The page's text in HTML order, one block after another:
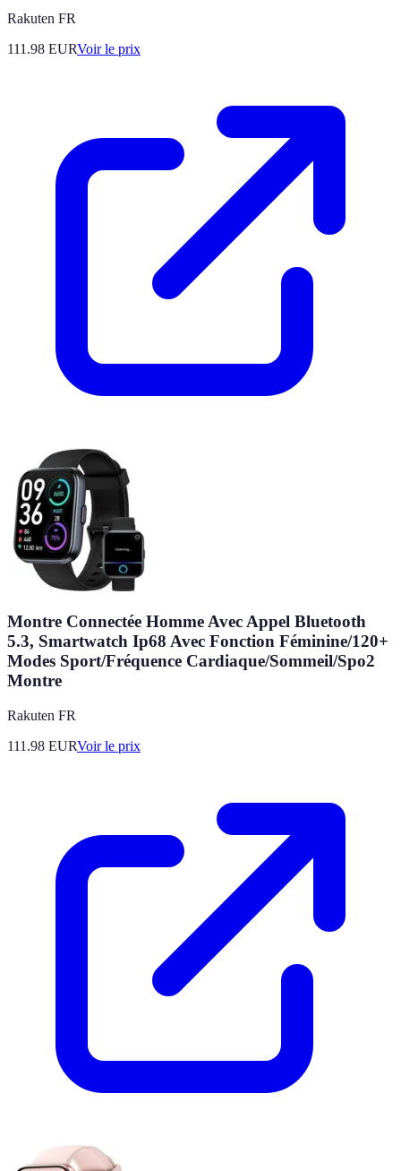
Rakuten FR
111.98 EURVoir le prix
Montre Connectée Homme Avec Appel Bluetooth
5.3, Smartwatch Ip68 Avec Fonction Féminine/120+
Modes Sport/Fréquence Cardiaque/Sommeil/Spo2
Montre
Rakuten FR
111.98 EURVoir le prix